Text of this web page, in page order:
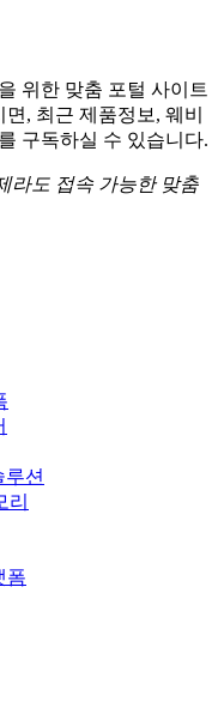
위한 맞춤 포털 사이트
, 최근 제품정보, 웨비
구독하실 수 있습니다.
라도 접속 가능한 맞춤
루션
리
폼